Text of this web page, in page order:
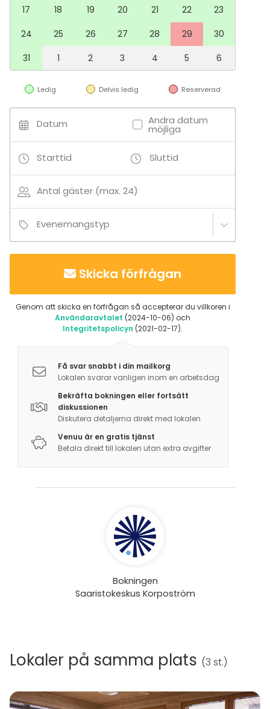
17
18 19 20 21 22
23
24
25 26 27 28 29
30
31
1 2 3 4 5 6
Ledig Delvis ledig Reserverad
Datum Andra datum
möjliga
Starttid Sluttid
Antal gäster (max. 24)
Evenemangstyp
Skicka förfrågan
Genom att skicka en förfrågan så accepterar du villkoren i
Användaravtalet (2024-10-06) och
Integritetspolicyn (2021-02-17).
Få svar snabbt i din mailkorg
Lokalen svarar vanligen inom en arbetsdag
Bekräfta bokningen eller fortsätt
diskussionen
Diskutera detaljerna direkt med lokalen
Venuu är en gratis tjänst
Betala direkt till lokalen utan extra avgifter
Bokningen
Saaristokeskus Korpoström
Lokaler på samma plats (3 st.)